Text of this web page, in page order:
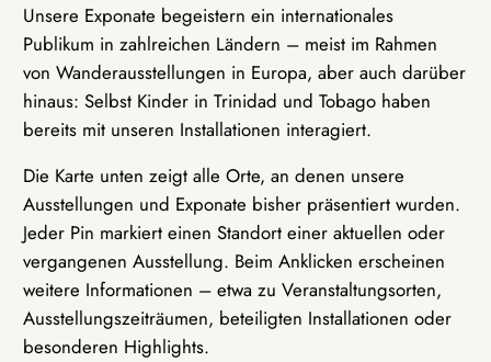
Unsere Exponate begeistern ein internationales
Publikum in zahlreichen Ländern – meist im Rahmen
von Wanderausstellungen in Europa, aber auch darüber
hinaus: Selbst Kinder in Trinidad und Tobago haben
bereits mit unseren Installationen interagiert.
Die Karte unten zeigt alle Orte, an denen unsere
Ausstellungen und Exponate bisher präsentiert wurden.
Jeder Pin markiert einen Standort einer aktuellen oder
vergangenen Ausstellung. Beim Anklicken erscheinen
weitere Informationen – etwa zu Veranstaltungsorten,
Ausstellungszeiträumen, beteiligten Installationen oder
besonderen Highlights.